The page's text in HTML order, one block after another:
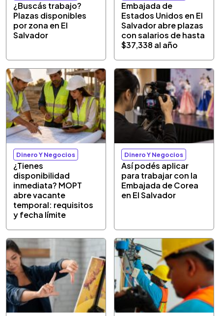
¿Buscás trabajo?
Plazas disponibles
por zona en El
Salvador
Embajada de
Estados Unidos en El
Salvador abre plazas
con salarios de hasta
$37,338 al año
Dinero Y Negocios
¿Tienes
disponibilidad
inmediata? MOPT
abre vacante
temporal: requisitos
y fecha límite
Dinero Y Negocios
Así podés aplicar
para trabajar con la
Embajada de Corea
en El Salvador